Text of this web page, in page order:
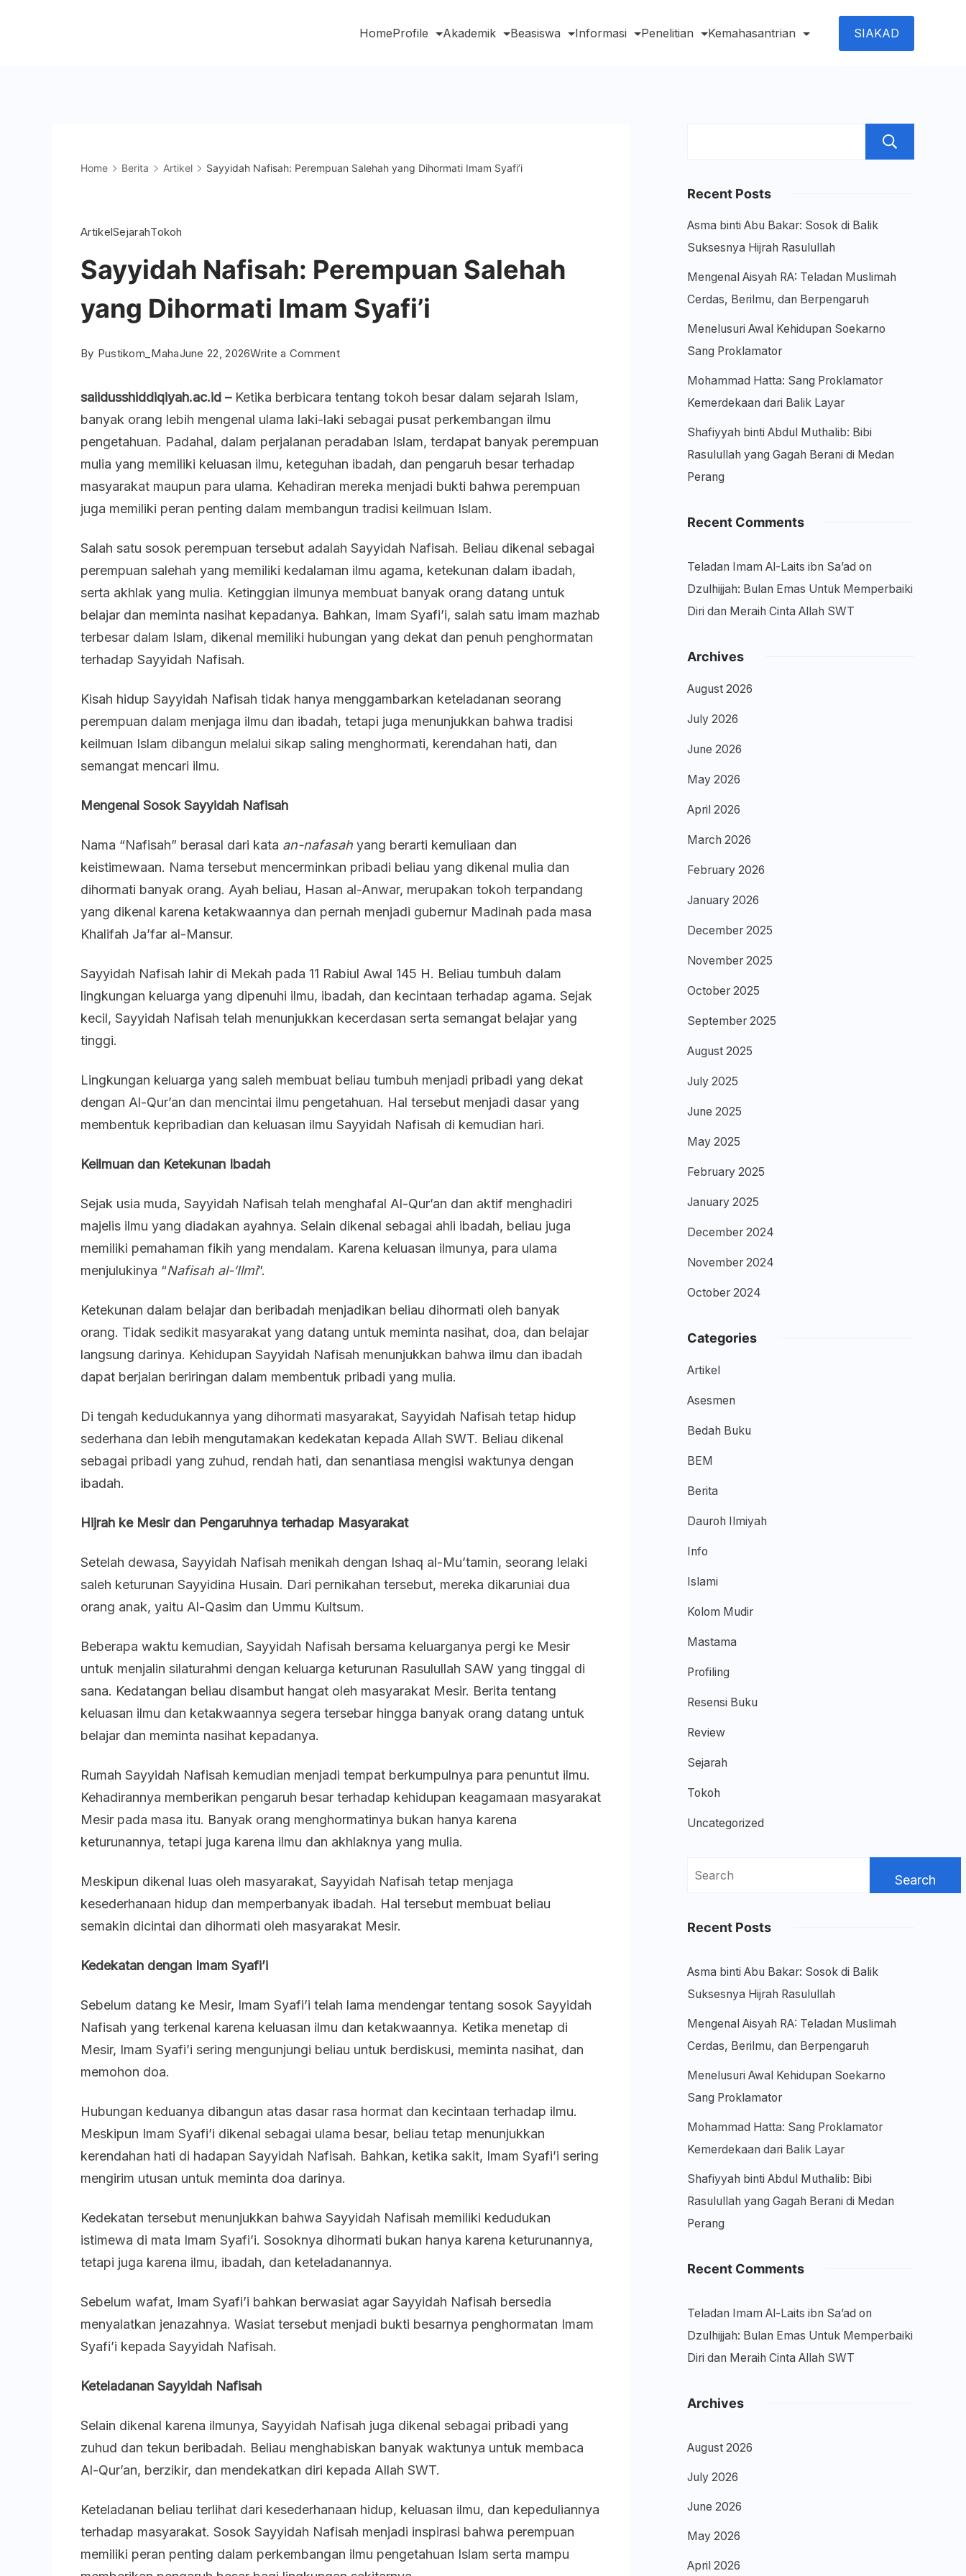
HomeProfile Akademik Beasiswa Informasi Penelitian Kemahasantrian SIAKAD
Home Berita Artikel Sayyidah Nafisah: Perempuan Salehah yang Dihormati Imam Syafi’i
ArtikelSejarahTokoh
Sayyidah Nafisah: Perempuan Salehah
yang Dihormati Imam Syafi’i
By Pustikom_MahaJune 22, 2026Write a Commenton
Nafisah:
Perempuan
Salehah
yang
Dihormati
Imam
saiidusshiddiqiyah.ac.id –Ketika berbicara tentang tokoh besar dalam sejarah Islam,
banyak orang lebih mengenal ulama laki-laki sebagai pusat perkembangan ilmu
pengetahuan. Padahal, dalam perjalanan peradaban Islam, terdapat banyak perempuan
mulia yang memiliki keluasan ilmu, keteguhan ibadah, dan pengaruh besar terhadap
masyarakat maupun para ulama. Kehadiran mereka menjadi bukti bahwa perempuan
juga memiliki peran penting dalam membangun tradisi keilmuan Islam.
Salah satu sosok perempuan tersebut adalah Sayyidah Nafisah. Beliau dikenal sebagai
perempuan salehah yang memiliki kedalaman ilmu agama, ketekunan dalam ibadah,
serta akhlak yang mulia. Ketinggian ilmunya membuat banyak orang datang untuk
belajar dan meminta nasihat kepadanya. Bahkan, Imam Syafi’i, salah satu imam mazhab
terbesar dalam Islam, dikenal memiliki hubungan yang dekat dan penuh penghormatan
terhadap Sayyidah Nafisah.
Kisah hidup Sayyidah Nafisah tidak hanya menggambarkan keteladanan seorang
perempuan dalam menjaga ilmu dan ibadah, tetapi juga menunjukkan bahwa tradisi
keilmuan Islam dibangun melalui sikap saling menghormati, kerendahan hati, dan
semangat mencari ilmu.
Mengenal Sosok Sayyidah Nafisah
Nama “Nafisah” berasal dari kata an-nafasah yang berarti kemuliaan dan
keistimewaan. Nama tersebut mencerminkan pribadi beliau yang dikenal mulia dan
dihormati banyak orang. Ayah beliau, Hasan al-Anwar, merupakan tokoh terpandang
yang dikenal karena ketakwaannya dan pernah menjadi gubernur Madinah pada masa
Khalifah Ja’far al-Mansur.
Sayyidah Nafisah lahir di Mekah pada 11 Rabiul Awal 145 H. Beliau tumbuh dalam
lingkungan keluarga yang dipenuhi ilmu, ibadah, dan kecintaan terhadap agama. Sejak
kecil, Sayyidah Nafisah telah menunjukkan kecerdasan serta semangat belajar yang
tinggi.
Lingkungan keluarga yang saleh membuat beliau tumbuh menjadi pribadi yang dekat
dengan Al-Qur’an dan mencintai ilmu pengetahuan. Hal tersebut menjadi dasar yang
membentuk kepribadian dan keluasan ilmu Sayyidah Nafisah di kemudian hari.
Keilmuan dan Ketekunan Ibadah
Sejak usia muda, Sayyidah Nafisah telah menghafal Al-Qur’an dan aktif menghadiri
majelis ilmu yang diadakan ayahnya. Selain dikenal sebagai ahli ibadah, beliau juga
memiliki pemahaman fikih yang mendalam. Karena keluasan ilmunya, para ulama
menjulukinya “Nafisah al-‘Ilmi”.
Ketekunan dalam belajar dan beribadah menjadikan beliau dihormati oleh banyak
orang. Tidak sedikit masyarakat yang datang untuk meminta nasihat, doa, dan belajar
langsung darinya. Kehidupan Sayyidah Nafisah menunjukkan bahwa ilmu dan ibadah
dapat berjalan beriringan dalam membentuk pribadi yang mulia.
Di tengah kedudukannya yang dihormati masyarakat, Sayyidah Nafisah tetap hidup
sederhana dan lebih mengutamakan kedekatan kepada Allah SWT. Beliau dikenal
sebagai pribadi yang zuhud, rendah hati, dan senantiasa mengisi waktunya dengan
ibadah.
Hijrah ke Mesir dan Pengaruhnya terhadap Masyarakat
Setelah dewasa, Sayyidah Nafisah menikah dengan Ishaq al-Mu’tamin, seorang lelaki
saleh keturunan Sayyidina Husain. Dari pernikahan tersebut, mereka dikaruniai dua
orang anak, yaitu Al-Qasim dan Ummu Kultsum.
Beberapa waktu kemudian, Sayyidah Nafisah bersama keluarganya pergi ke Mesir
untuk menjalin silaturahmi dengan keluarga keturunan Rasulullah SAW yang tinggal di
sana. Kedatangan beliau disambut hangat oleh masyarakat Mesir. Berita tentang
keluasan ilmu dan ketakwaannya segera tersebar hingga banyak orang datang untuk
belajar dan meminta nasihat kepadanya.
Rumah Sayyidah Nafisah kemudian menjadi tempat berkumpulnya para penuntut ilmu.
Kehadirannya memberikan pengaruh besar terhadap kehidupan keagamaan masyarakat
Mesir pada masa itu. Banyak orang menghormatinya bukan hanya karena
keturunannya, tetapi juga karena ilmu dan akhlaknya yang mulia.
Meskipun dikenal luas oleh masyarakat, Sayyidah Nafisah tetap menjaga
kesederhanaan hidup dan memperbanyak ibadah. Hal tersebut membuat beliau
semakin dicintai dan dihormati oleh masyarakat Mesir.
Kedekatan dengan Imam Syafi’i
Sebelum datang ke Mesir, Imam Syafi’i telah lama mendengar tentang sosok Sayyidah
Nafisah yang terkenal karena keluasan ilmu dan ketakwaannya. Ketika menetap di
Mesir, Imam Syafi’i sering mengunjungi beliau untuk berdiskusi, meminta nasihat, dan
memohon doa.
Hubungan keduanya dibangun atas dasar rasa hormat dan kecintaan terhadap ilmu.
Meskipun Imam Syafi’i dikenal sebagai ulama besar, beliau tetap menunjukkan
kerendahan hati di hadapan Sayyidah Nafisah. Bahkan, ketika sakit, Imam Syafi’i sering
mengirim utusan untuk meminta doa darinya.
Kedekatan tersebut menunjukkan bahwa Sayyidah Nafisah memiliki kedudukan
istimewa di mata Imam Syafi’i. Sosoknya dihormati bukan hanya karena keturunannya,
tetapi juga karena ilmu, ibadah, dan keteladanannya.
Sebelum wafat, Imam Syafi’i bahkan berwasiat agar Sayyidah Nafisah bersedia
menyalatkan jenazahnya. Wasiat tersebut menjadi bukti besarnya penghormatan Imam
Syafi’i kepada Sayyidah Nafisah.
Keteladanan Sayyidah Nafisah
Selain dikenal karena ilmunya, Sayyidah Nafisah juga dikenal sebagai pribadi yang
zuhud dan tekun beribadah. Beliau menghabiskan banyak waktunya untuk membaca
Al-Qur’an, berzikir, dan mendekatkan diri kepada Allah SWT.
Keteladanan beliau terlihat dari kesederhanaan hidup, keluasan ilmu, dan kepeduliannya
terhadap masyarakat. Sosok Sayyidah Nafisah menjadi inspirasi bahwa perempuan
memiliki peran penting dalam perkembangan ilmu pengetahuan Islam serta mampu
Recent Posts
Asma binti Abu Bakar: Sosok di Balik
Suksesnya Hijrah Rasulullah
Mengenal Aisyah RA: Teladan Muslimah
Cerdas, Berilmu, dan Berpengaruh
Menelusuri Awal Kehidupan Soekarno
Sang Proklamator
Mohammad Hatta: Sang Proklamator
Kemerdekaan dari Balik Layar
Shafiyyah binti Abdul Muthalib: Bibi
Rasulullah yang Gagah Berani di Medan
Perang
Recent Comments
Teladan Imam Al-Laits ibn Sa’ad on
Dzulhijjah: Bulan Emas Untuk Memperbaiki
Diri dan Meraih Cinta Allah SWT
Archives
August 2026
July 2026
June 2026
May 2026
April 2026
March 2026
February 2026
January 2026
December 2025
November 2025
October 2025
September 2025
August 2025
July 2025
June 2025
May 2025
February 2025
January 2025
December 2024
November 2024
October 2024
Categories
Artikel
Asesmen
Bedah Buku
BEM
Berita
Dauroh Ilmiyah
Info
Islami
Kolom Mudir
Mastama
Profiling
Resensi Buku
Review
Sejarah
Tokoh
Uncategorized
Search
Recent Posts
Asma binti Abu Bakar: Sosok di Balik
Suksesnya Hijrah Rasulullah
Mengenal Aisyah RA: Teladan Muslimah
Cerdas, Berilmu, dan Berpengaruh
Menelusuri Awal Kehidupan Soekarno
Sang Proklamator
Mohammad Hatta: Sang Proklamator
Kemerdekaan dari Balik Layar
Shafiyyah binti Abdul Muthalib: Bibi
Rasulullah yang Gagah Berani di Medan
Perang
Recent Comments
Teladan Imam Al-Laits ibn Sa’ad on
Dzulhijjah: Bulan Emas Untuk Memperbaiki
Diri dan Meraih Cinta Allah SWT
Archives
August 2026
July 2026
June 2026
May 2026
April 2026